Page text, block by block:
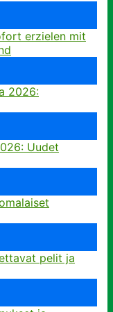
erzielen mit
2026:
Uudet
pelit ja